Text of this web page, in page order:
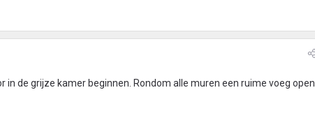
in de grijze kamer beginnen. Rondom alle muren een ruime voeg open